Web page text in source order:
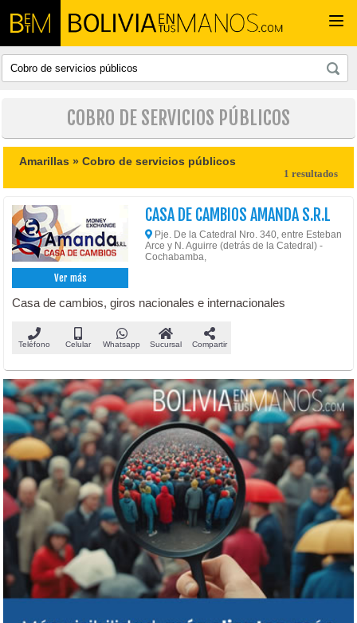
COBRO DE SERVICIOS PÚBLICOS
Amarillas »Cobro de servicios públicos
1 resultados
Ver más
CASA DE CAMBIOS AMANDA S.R.L
Pje. De la Catedral Nro. 340, entre Esteban
Arce y N. Aguirre (detrás de la Catedral) -
Cochabamba,
Casa de cambios, giros nacionales e internacionales
Teléfono Celular Whatsapp Sucursal Compartir